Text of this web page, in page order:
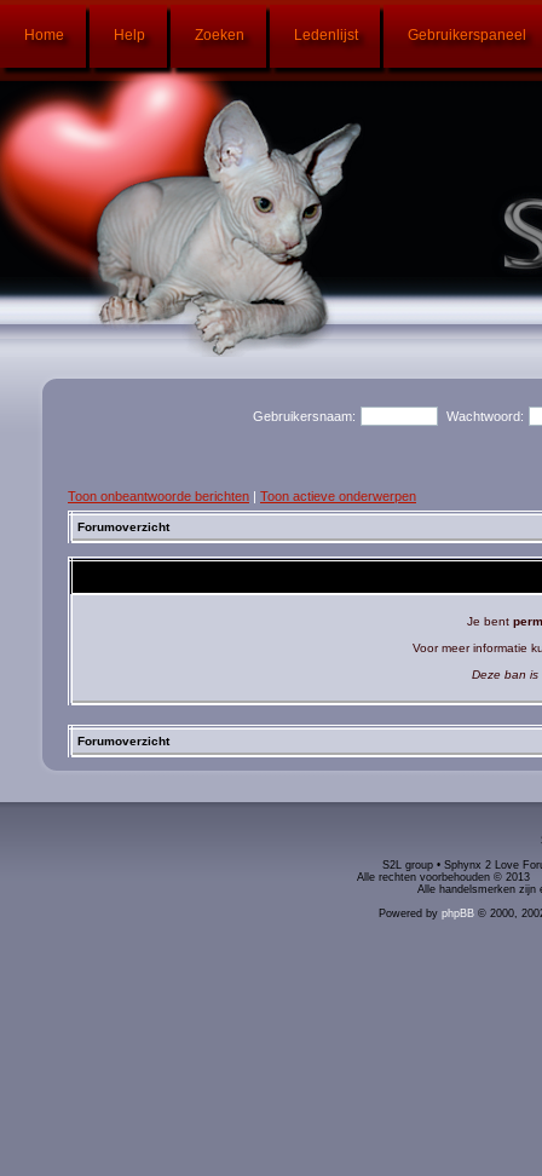
Home Help Zoeken Ledenlijst Gebruikerspaneel
Gebruikersnaam: Wachtwoord:
Toon onbeantwoorde berichten | Toon actieve onderwerpen
Forumoverzicht
Je bent
Voor meer informatie
Deze ban is
Forumoverzicht
S2L group • Sphynx 2 Love
Alle rechten voorbehouden ©
Alle handelsmerken zijn
Powered by phpBB© 2000,